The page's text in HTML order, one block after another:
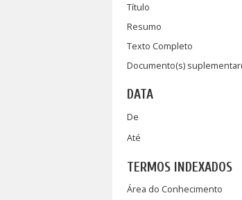
Título
Resumo
Texto Completo
Documento(s)
DATA
De
Até
TERMOS INDEXADOS
Área do Conhecimento